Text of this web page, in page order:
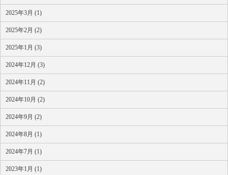
2025年3月 (1)
2025年2月 (2)
2025年1月 (3)
2024年12月 (3)
2024年11月 (2)
2024年10月 (2)
2024年9月 (2)
2024年8月 (1)
2024年7月 (1)
2023年1月 (1)